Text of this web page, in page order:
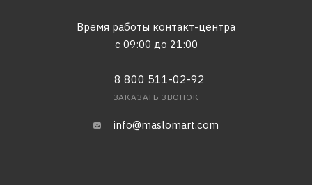
Время работы контакт-центра
с 09:00 до 21:00
8 800 511-02-92
ЗАКАЗАТЬ ЗВОНОК
info@maslomart.com